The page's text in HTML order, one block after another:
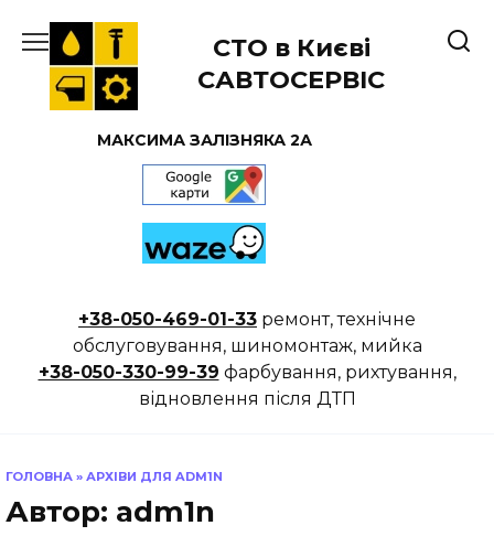
до
вмісту
СТО в Києві
САВТОСЕРВІС
МАКСИМА ЗАЛІЗНЯКА 2А
+38-050-469-01-33 ремонт, технічне
обслуговування, шиномонтаж, мийка
+38-050-330-99-39 фарбування, рихтування,
відновлення після ДТП
ГОЛОВНА » АРХІВИ ДЛЯ ADM1N
Автор: adm1n